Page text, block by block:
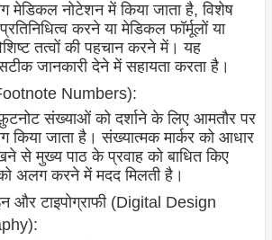
मेडिकल नोटेशन में किया जाता है, विशेष
करने या मेडिकल फॉर्मूलों या
तत्वों की पहचान करने में। यह
जानकारी देने में सहायता करता है।
Numbers):
संख्याओं को दर्शाने के लिए आमतौर पर
किया जाता है। संख्यात्मक मार्कर को आधार
से मुख्य पाठ के प्रवाह को बाधित किए
को अलग करने में मदद मिलती है।
और टाइपोग्राफी (Digital Design